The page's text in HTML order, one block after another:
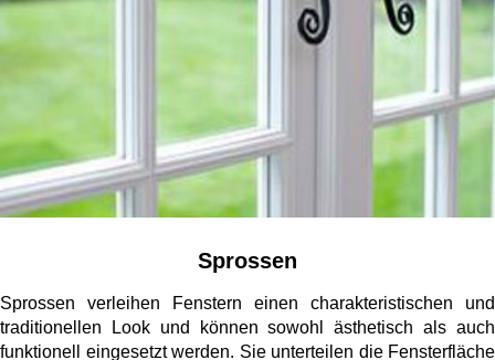
Sprossen
Sprossen verleihen Fenstern einen charakteristischen und
traditionellen Look und können sowohl ästhetisch als auch
funktionell eingesetzt werden. Sie unterteilen die Fensterfläche